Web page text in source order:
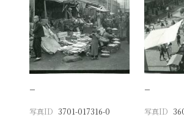
−
写真ID 3701-017316-0
−
写真ID